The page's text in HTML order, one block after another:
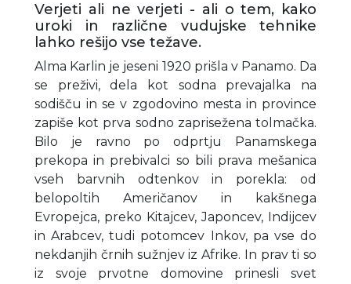
Verjeti ali ne verjeti - ali o tem, kako
uroki in različne vudujske tehnike
lahko rešijo vse težave.
Alma Karlin je jeseni 1920 prišla v Panamo. Da
se preživi, dela kot sodna prevajalka na
sodišču in se v zgodovino mesta in province
zapiše kot prva sodno zaprisežena tolmačka.
Bilo je ravno po odprtju Panamskega
prekopa in prebivalci so bili prava mešanica
vseh barvnih odtenkov in porekla: od
belopoltih Američanov in kakšnega
Evropejca, preko Kitajcev, Japoncev, Indijcev
in Arabcev, tudi potomcev Inkov, pa vse do
nekdanjih črnih sužnjev iz Afrike. In prav ti so
iz svoje prvotne domovine prinesli svet